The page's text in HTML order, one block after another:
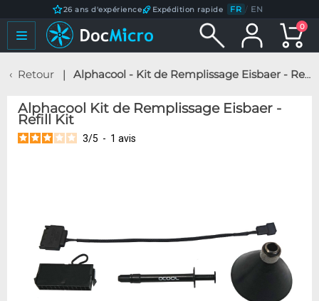
26 ans d'expérience Expédition rapide FR / EN
0
Retour Alphacool - Kit de Remplissage Eisbaer - Refill Kit
Alphacool Kit de Remplissage Eisbaer -
Refill Kit
3/5 - 1 avis